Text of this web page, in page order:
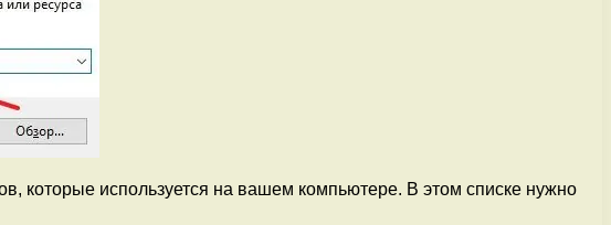
которые используется на вашем компьютере. В этом списке нужно